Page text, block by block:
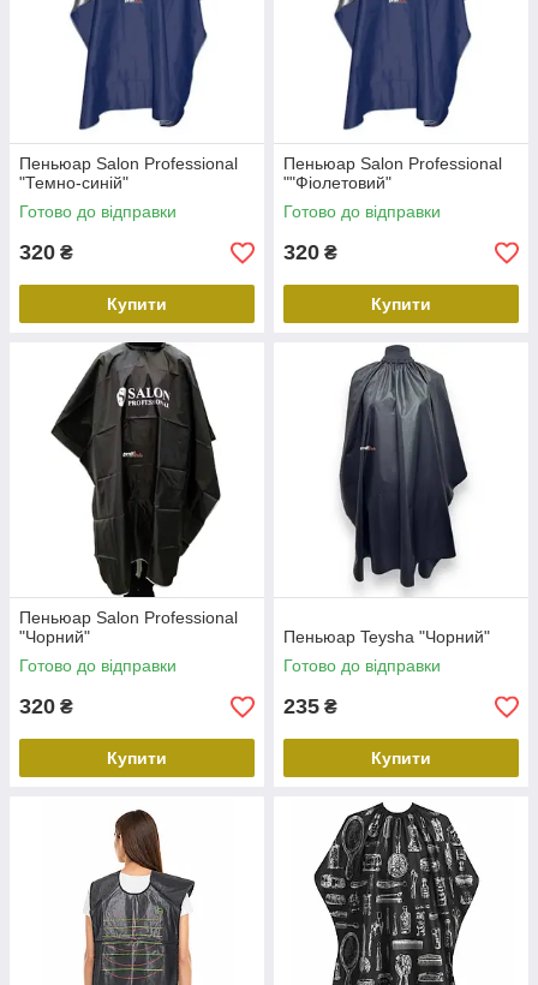
Пеньюар Salon Professional
"Темно-синій"
Готово до відправки
320 ₴
Купити
Пеньюар Salon Professional
""Фіолетовий"
Готово до відправки
320 ₴
Купити
Пеньюар Salon Professional
"Чорний"
Готово до відправки
320 ₴
Купити
Пеньюар Teysha "Чорний"
Готово до відправки
235 ₴
Купити